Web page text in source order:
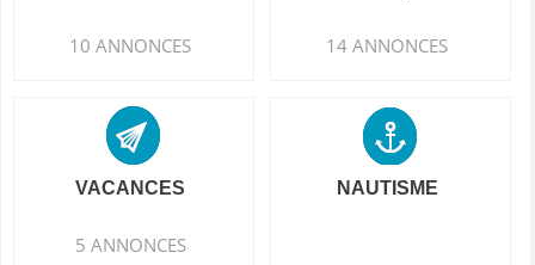
10 ANNONCES 14 ANNONCES
VACANCES
5 ANNONCES
NAUTISME